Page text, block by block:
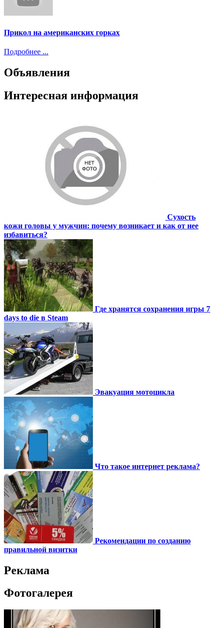
Прикол на американских горках
Подробнее ...
Объявления
Интересная информация
Сухость
кожи головы у мужчин: почему возникает и как от нее
избавиться?
Где хранятся сохранения игры 7
days to die в Steam
Эвакуация мотоцикла
Что такое интернет реклама?
Рекомендации по созданию
правильной визитки
Реклама
Фотогалерея